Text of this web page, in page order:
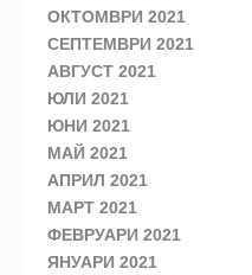
ОКТОМВРИ 2021
СЕПТЕМВРИ 2021
АВГУСТ 2021
ЮЛИ 2021
ЮНИ 2021
МАЙ 2021
АПРИЛ 2021
МАРТ 2021
ФЕВРУАРИ 2021
ЯНУАРИ 2021